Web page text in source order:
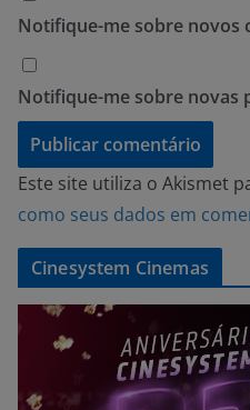
Notifique-me sobre novos
Notifique-me sobre novas
Este site utiliza o Akismet
como seus dados em
Cinesystem Cinemas